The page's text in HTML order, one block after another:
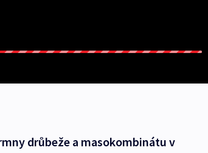
drůbeže a masokombinátu v